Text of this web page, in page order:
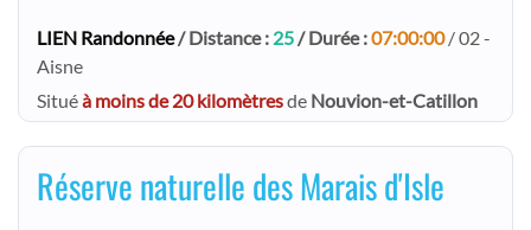
LIEN Randonnée/ Distance : 25/ Durée :07:00:00/ 02 -
Aisne
Situéà moins de 20 kilomètresde Nouvion-et-Catillon
Réserve naturelle des Marais d'Isle